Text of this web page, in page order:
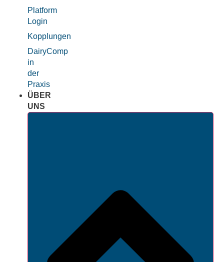
Platform
Login
Kopplungen
DairyComp
in
der
Praxis
ÜBER
UNS